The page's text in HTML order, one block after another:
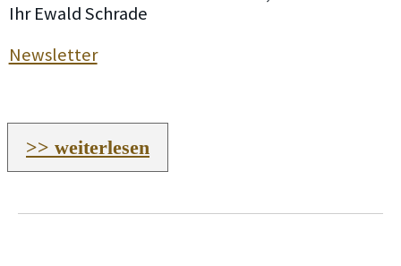
Ihr Ewald Schrade
Newsletter
>> weiterlesen